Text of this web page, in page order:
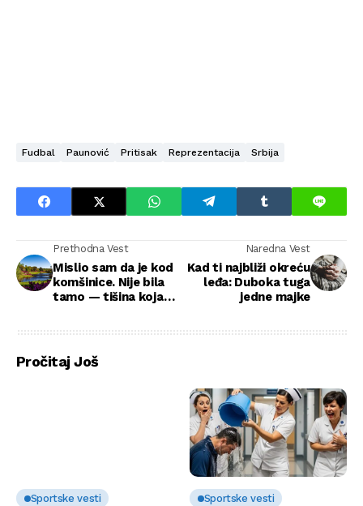
Fudbal Paunović Pritisak Reprezentacija Srbija
Prethodna Vest
Mislio sam da je kod
komšinice. Nije bila
tamo — tišina koja
Naredna Vest
Kad ti najbliži okreću
leđa: Duboka tuga
jedne majke
Pročitaj Još
Sportske vesti Sportske vesti